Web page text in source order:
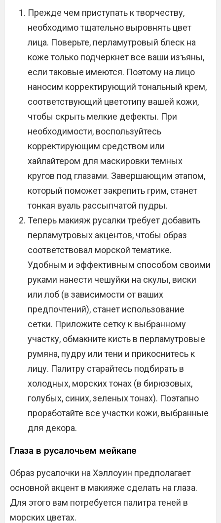
Прежде чем приступать к творчеству,
необходимо тщательно выровнять цвет
лица. Поверьте, перламутровый блеск на
коже только подчеркнет все ваши изъяны,
если таковые имеются. Поэтому на лицо
наносим корректирующий тональный крем,
соответствующий цветотипу вашей кожи,
чтобы скрыть мелкие дефекты. При
необходимости, воспользуйтесь
корректирующим средством или
хайлайтером для маскировки темных
кругов под глазами. Завершающим этапом,
который поможет закрепить грим, станет
тонкая вуаль рассыпчатой пудры.
Теперь макияж русалки требует добавить
перламутровых акцентов, чтобы образ
соответствовал морской тематике.
Удобным и эффективным способом своими
руками нанести чешуйки на скулы, виски
или лоб (в зависимости от ваших
предпочтений), станет использование
сетки. Приложите сетку к выбранному
участку, обмакните кисть в перламутровые
румяна, пудру или тени и прикоснитесь к
лицу. Палитру старайтесь подбирать в
холодных, морских тонах (в бирюзовых,
голубых, синих, зеленых тонах). Поэтапно
проработайте все участки кожи, выбранные
для декора.
Глаза в русалочьем мейкапе
Образ русалочки на Хэллоуин предполагает
основной акцент в макияже сделать на глаза.
Для этого вам потребуется палитра теней в
морских цветах.